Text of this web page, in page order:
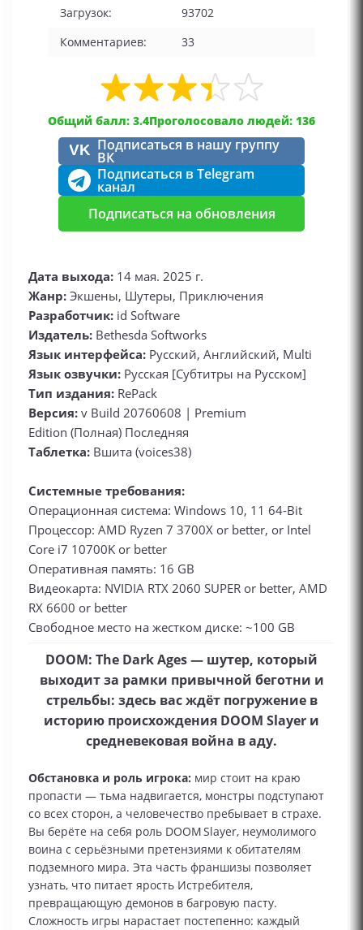
Загрузок:
93702
Комментариев:
33
Общий балл: 3.4Проголосовало людей: 136
VK Подписаться в нашу группу
ВК
Подписаться в Telegram
канал
Подписаться на обновления
Дата выхода: 14 мая. 2025 г.
Жанр: Экшены, Шутеры, Приключения
Разработчик: id Software
Издатель: Bethesda Softworks
Язык интерфейса: Русский, Английский, Multi
Язык озвучки: Русская [Субтитры на Русском]
Тип издания: RePack
Версия: v Build 20760608 | Premium
Edition (Полная) Последняя
Таблетка: Вшита (voices38)
Системные требования:
Операционная система: Windows 10, 11 64-Bit
Процессор: AMD Ryzen 7 3700X or better, or Intel
Core i7 10700K or better
Оперативная память: 16 GB
Видеокарта: NVIDIA RTX 2060 SUPER or better, AMD
RX 6600 or better
Свободное место на жестком диске: ~100 GB
DOOM: The Dark Ages — шутер, который
выходит за рамки привычной беготни и
стрельбы: здесь вас ждёт погружение в
историю происхождения DOOM Slayer и
средневековая война в аду.
Обстановка и роль игрока: мир стоит на краю
пропасти — тьма надвигается, монстры подступают
со всех сторон, а человечество пребывает в страхе.
Вы берёте на себя роль DOOM Slayer, неумолимого
воина с серьёзными претензиями к обитателям
подземного мира. Эта часть франшизы позволяет
узнать, что питает ярость Истребителя,
превращающую демонов в багровую пасту.
Сложность игры нарастает постепенно: каждый